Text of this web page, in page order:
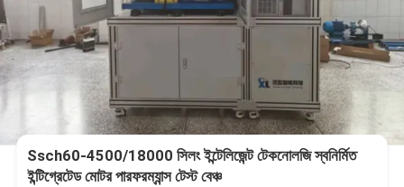
Ssch60-4500/18000 সিলং ইন্টেলিজেন্ট টেকনোলজি স্বনির্মিত
ইন্টিগ্রেটেড মোটর পারফরম্যান্স টেস্ট বেঞ্চ